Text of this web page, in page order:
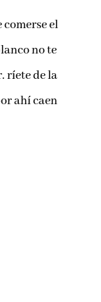
el
no te
ríete de la
ahí caen